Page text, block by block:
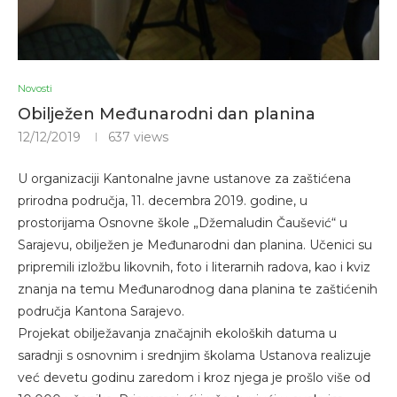
Novosti
Obilježen Međunarodni dan planina
12/12/2019 637 views
U organizaciji Kantonalne javne ustanove za zaštićena
prirodna područja, 11. decembra 2019. godine, u
prostorijama Osnovne škole „Džemaludin Čaušević“ u
Sarajevu, obilježen je Međunarodni dan planina. Učenici su
pripremili izložbu likovnih, foto i literarnih radova, kao i kviz
znanja na temu Međunarodnog dana planina te zaštićenih
područja Kantona Sarajevo.
Projekat obilježavanja značajnih ekoloških datuma u
saradnji s osnovnim i srednjim školama Ustanova realizuje
već devetu godinu zaredom i kroz njega je prošlo više od